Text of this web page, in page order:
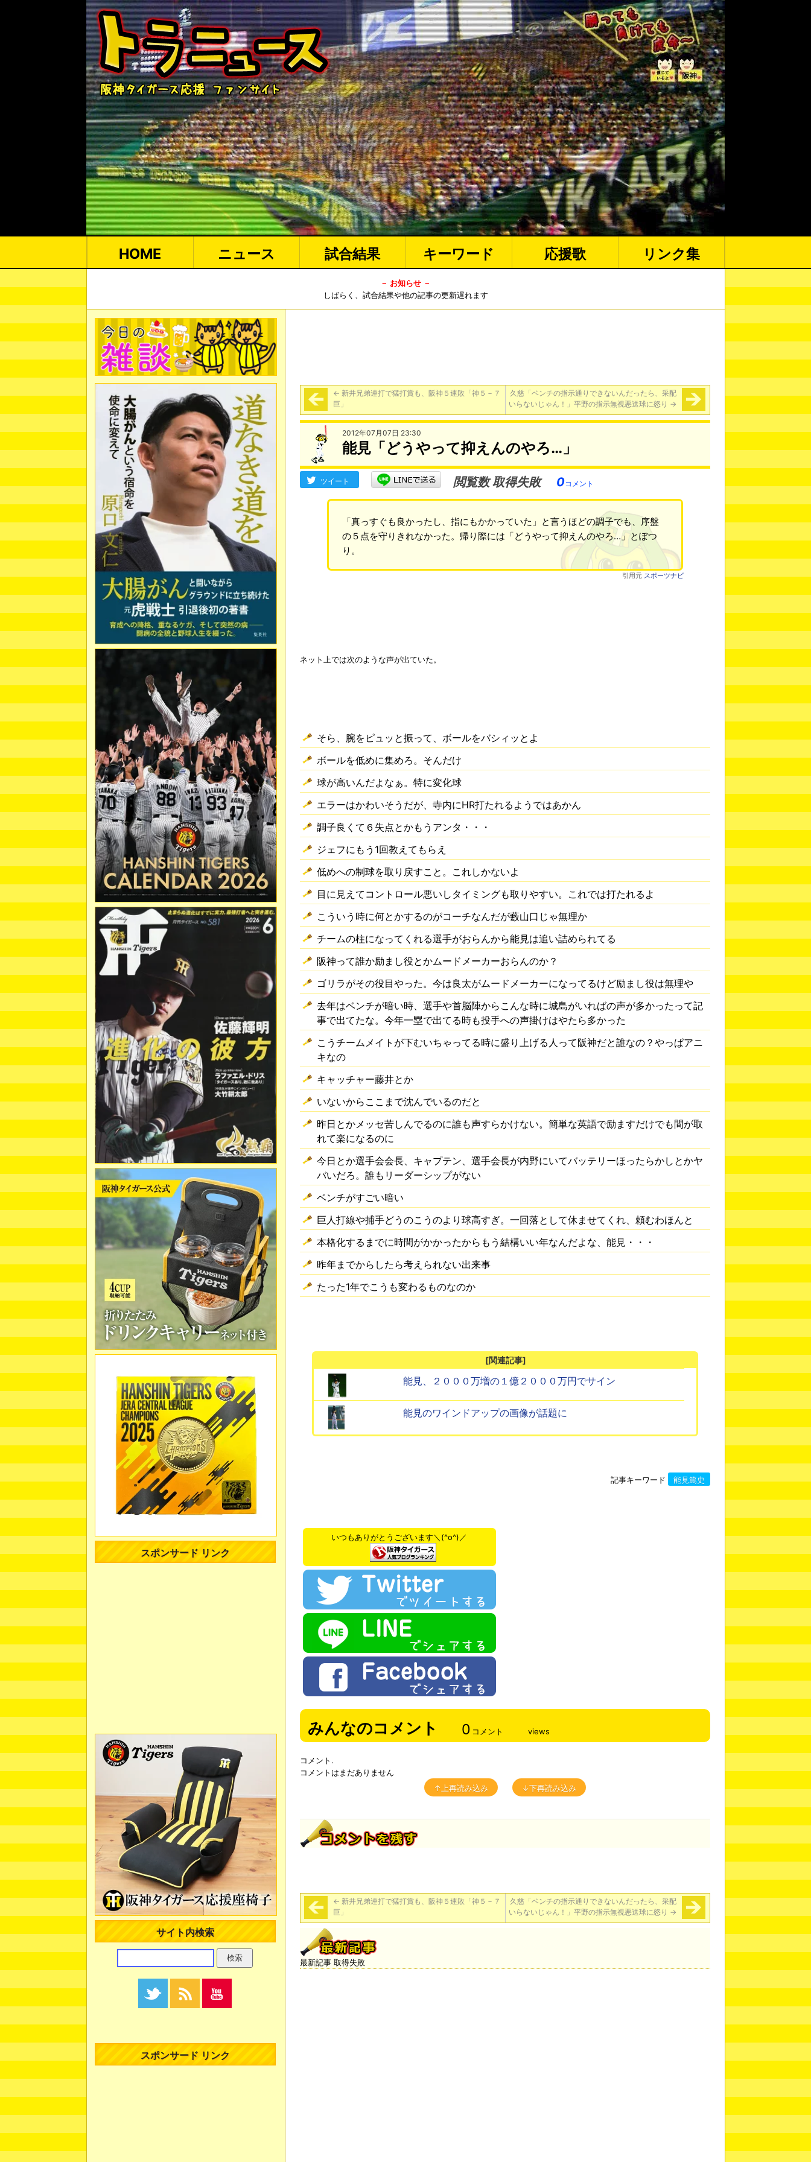
HOME ニュース 試合結果 キーワード 応援歌 リンク集
－ お知らせ －
しばらく、試合結果や他の記事の更新遅れます
← 新井兄弟連打で猛打賞も、阪神５連敗「神５－７
巨」
久慈「ベンチの指示通りできないんだったら、采配
いらないじゃん！」平野の指示無視悪送球に怒り →
2012年07月07日 23:30
能見「どうやって抑えんのやろ…」
ツイート 閲覧数 取得失敗 0コメント
「真っすぐも良かったし、指にもかかっていた」と言うほどの調子でも、序盤
の５点を守りきれなかった。帰り際には「どうやって抑えんのやろ…」とぽつ
り。
引用元 スポーツナビ
ネット上では次のような声が出ていた。
そら、腕をピュッと振って、ボールをバシィッとよ
ボールを低めに集めろ。そんだけ
球が高いんだよなぁ。特に変化球
エラーはかわいそうだが、寺内にHR打たれるようではあかん
調子良くて６失点とかもうアンタ・・・
ジェフにもう1回教えてもらえ
低めへの制球を取り戻すこと。これしかないよ
目に見えてコントロール悪いしタイミングも取りやすい。これでは打たれるよ
こういう時に何とかするのがコーチなんだが藪山口じゃ無理か
チームの柱になってくれる選手がおらんから能見は追い詰められてる
阪神って誰か励まし役とかムードメーカーおらんのか？
ゴリラがその役目やった。今は良太がムードメーカーになってるけど励まし役は無理や
去年はベンチが暗い時、選手や首脳陣からこんな時に城島がいればの声が多かったって記
事で出てたな。今年一塁で出てる時も投手への声掛けはやたら多かった
こうチームメイトが下むいちゃってる時に盛り上げる人って阪神だと誰なの？やっぱアニ
キなの
キャッチャー藤井とか
いないからここまで沈んでいるのだと
昨日とかメッセ苦しんでるのに誰も声すらかけない。簡単な英語で励ますだけでも間が取
れて楽になるのに
今日とか選手会会長、キャプテン、選手会長が内野にいてバッテリーほったらかしとかヤ
バいだろ。誰もリーダーシップがない
ベンチがすごい暗い
巨人打線や捕手どうのこうのより球高すぎ。一回落として休ませてくれ、頼むわほんと
本格化するまでに時間がかかったからもう結構いい年なんだよな、能見・・・
昨年までからしたら考えられない出来事
たった1年でこうも変わるものなのか
[関連記事]
能見、２０００万増の１億２０００万円でサイン
能見のワインドアップの画像が話題に
記事キーワード 能見篤史
いつもありがとうございます＼(^o^)／
みんなのコメント 0 コメント views
コメント.
コメントはまだありません
↑上再読み込み
↓下再読み込み
← 新井兄弟連打で猛打賞も、阪神５連敗「神５－７
巨」
久慈「ベンチの指示通りできないんだったら、采配
いらないじゃん！」平野の指示無視悪送球に怒り →
最新記事 取得失敗
スポンサード リンク
サイト内検索
スポンサード リンク